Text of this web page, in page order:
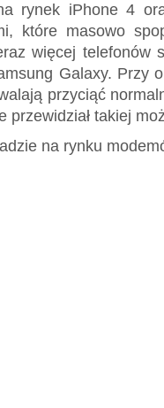
rynek iPhone 4
które masowo
więcej telefonów
Galaxy. Przy
przyciąć
przewidział takiej
na rynku